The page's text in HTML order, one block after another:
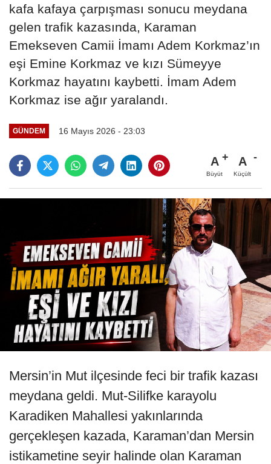
kafa kafaya çarpışması sonucu meydana
gelen trafik kazasında, Karaman
Emekseven Camii İmamı Adem Korkmaz’ın
eşi Emine Korkmaz ve kızı Sümeyye
Korkmaz hayatını kaybetti. İmam Adem
Korkmaz ise ağır yaralandı.
GÜNDEM 16 Mayıs 2026 - 23:03
A
Büyüt
A
Küçült
Mersin’in Mut ilçesinde feci bir trafik kazası
meydana geldi. Mut-Silifke karayolu
Karadiken Mahallesi yakınlarında
gerçekleşen kazada, Karaman’dan Mersin
istikametine seyir halinde olan Karaman